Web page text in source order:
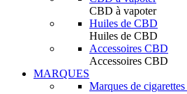
CBD à vapoter
Huiles de CBD
Huiles de CBD
Accessoires CBD
Accessoires CBD
MARQUES
Marques de